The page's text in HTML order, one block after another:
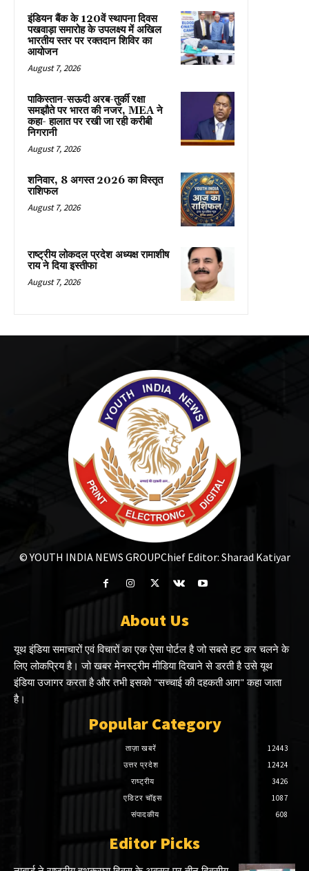
इंडियन बैंक के 120वें स्थापना दिवस
पखवाड़ा समारोह के उपलक्ष्य में अखिल
भारतीय स्तर पर रक्तदान शिविर का
आयोजन
August 7, 2026
पाकिस्तान-सऊदी अरब-तुर्की रक्षा
समझौते पर भारत की नजर, MEA ने
कहा- हालात पर रखी जा रही करीबी
निगरानी
August 7, 2026
शनिवार, 8 अगस्त 2026 का विस्तृत
राशिफल
August 7, 2026
राष्ट्रीय लोकदल प्रदेश अध्यक्ष रामाशीष
राय ने दिया इस्तीफा
August 7, 2026
© YOUTH INDIA NEWS GROUPChief Editor: Sharad Katiyar
About Us
यूथ इंडिया समाचारों एवं विचारों का एक ऐसा पोर्टल है जो सबसे हट कर चलने के
लिए लोकप्रिय है। जो खबर मेनस्ट्रीम मीडिया दिखाने से डरती है उसे यूथ
इंडिया उजागर करता है और तभी इसको "सच्चाई की दहकती आग" कहा जाता
है।
Popular Category
ताज़ा खबरें
12443
उत्तर प्रदेश
12424
राष्ट्रीय
3426
एडिटर चॉइस
1087
संपादकीय
608
Editor Picks